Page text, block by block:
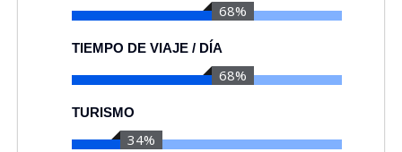
75%
TIEMPO DE VIAJE / DÍA
75%
TURISMO
38%